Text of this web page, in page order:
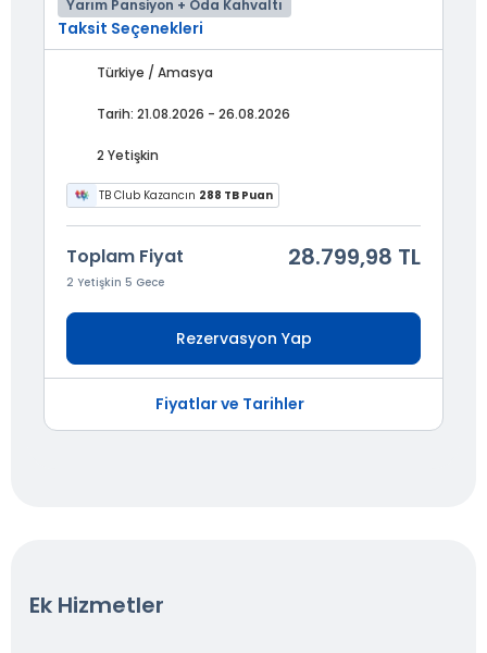
Yarım Pansiyon + Oda Kahvaltı
Taksit Seçenekleri
Türkiye / Amasya
Tarih: 21.08.2026 - 26.08.2026
2 Yetişkin
TB Club Kazancın 288 TB Puan
Toplam Fiyat
2 Yetişkin 5 Gece
28.799,98 TL
Rezervasyon Yap
Fiyatlar ve Tarihler
Ek Hizmetler